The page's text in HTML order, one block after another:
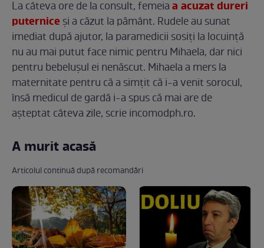
La câteva ore de la consult, femeiaa acuzat dureri
puterniceși a căzut la pământ. Rudele au sunat
imediat după ajutor, la paramedicii sosiți la locuință
nu au mai putut face nimic pentru Mihaela, dar nici
pentru bebelușul ei nenăscut. Mihaela a mers la
maternitate pentru că a simțit că i-a venit sorocul,
însă medicul de gardă i-a spus că mai are de
așteptat câteva zile, scrie incomodph.ro.
A murit acasă
Articolul continuă după recomandări